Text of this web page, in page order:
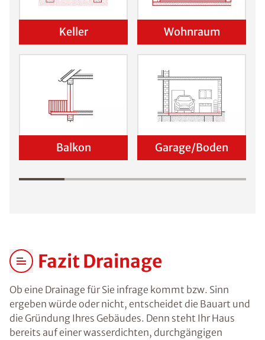
Keller Wohnraum
Balkon Garage/Boden
Fazit Drainage
Ob eine Drainage für Sie infrage kommt bzw. Sinn
ergeben würde oder nicht, entscheidet die Bauart und
die Gründung Ihres Gebäudes. Denn steht Ihr Haus
bereits auf einer wasserdichten, durchgängigen